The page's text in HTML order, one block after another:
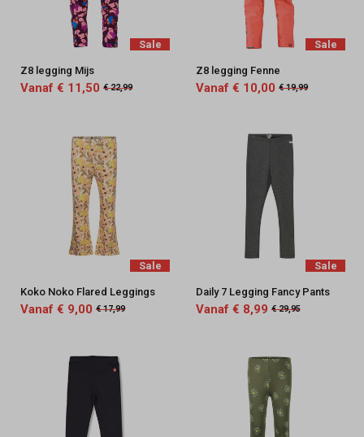
Sale
Z8 legging Mijs
Vanaf € 11,50 € 22,99
Sale
Z8 legging Fenne
Vanaf € 10,00 € 19,99
Sale
Koko Noko Flared Leggings
Vanaf € 9,00 € 17,99
Sale
Daily 7 Legging Fancy Pants
Vanaf € 8,99 € 29,95